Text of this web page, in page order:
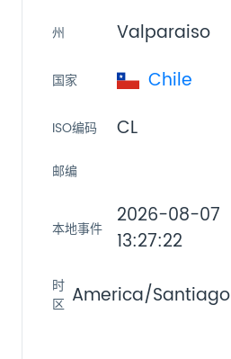
州 Valparaiso
国家 Chile
ISO编码 CL
邮编
本地事件
2026-08-07
13:27:22
时
区 America/Santiago